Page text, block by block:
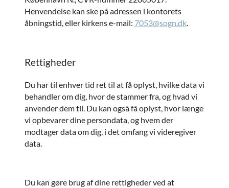
Henvendelse kan ske på adressen i kontorets
åbningstid, eller kirkens e-mail: 7053@sogn.dk
Rettigheder
Du har til enhver tid ret til at få oplyst, hvilke data vi
behandler om dig, hvor de stammer fra, og hvad vi
anvender dem til. Du kan også få oplyst, hvor længe
vi opbevarer dine persondata, og hvem der
modtager data om dig, i det omfang vi videregiver
data.
Du kan gøre brug af dine rettigheder ved at